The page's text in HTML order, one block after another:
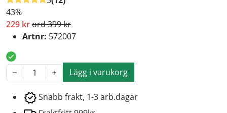
43%
229 krord 399 kr
Artnr: 572007
1 Lägg i varukorg
Snabb frakt, 1-3 arb.dagar